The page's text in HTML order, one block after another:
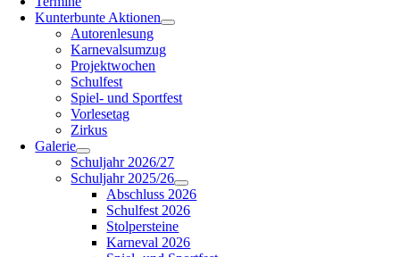
Kunterbunte Aktionen
Autorenlesung
Karnevalsumzug
Projektwochen
Schulfest
Spiel- und Sportfest
Vorlesetag
Zirkus
Galerie
Schuljahr 2026/27
Schuljahr 2025/26
Abschluss 2026
Schulfest 2026
Stolpersteine
Karneval 2026